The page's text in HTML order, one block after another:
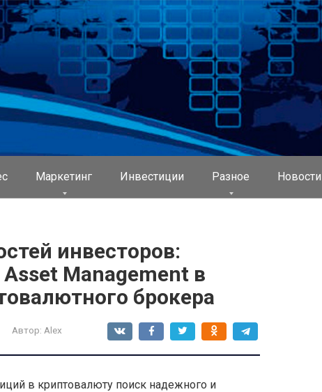
Маркетинг Инвестиции Разное Новости
инвесторов:
Management в
брокера
Автор: Alex
в криптовалюту поиск надежного и